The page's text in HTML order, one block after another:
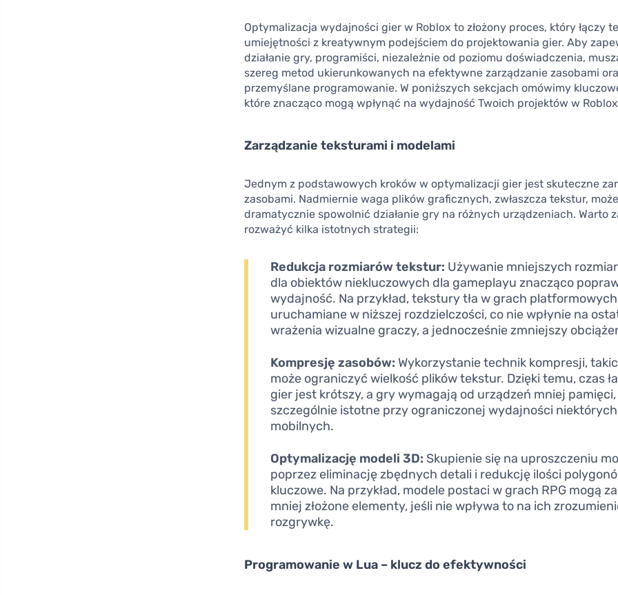
Optymalizacja wydajności gier w Roblox to złożony proces, który łączy
umiejętności z kreatywnym podejściem do projektowania gier. Aby
działanie gry, programiści, niezależnie od poziomu doświadczenia,
szereg metod ukierunkowanych na efektywne zarządzanie zasobami
przemyślane programowanie. W poniższych sekcjach omówimy
które znacząco mogą wpłynąć na wydajność Twoich projektów w
Zarządzanie teksturami i modelami
Jednym z podstawowych kroków w optymalizacji gier jest skuteczne
zasobami. Nadmiernie waga plików graficznych, zwłaszcza tekstur,
dramatycznie spowolnić działanie gry na różnych urządzeniach. Warto
rozważyć kilka istotnych strategii:
Redukcja rozmiarów tekstur: Używanie mniejszych
dla obiektów niekluczowych dla gameplayu znacząco
wydajność. Na przykład, tekstury tła w grach
uruchamiane w niższej rozdzielczości, co nie wpłynie na
wrażenia wizualne graczy, a jednocześnie zmniejszy
Kompresję zasobów: Wykorzystanie technik kompresji,
może ograniczyć wielkość plików tekstur. Dzięki temu, czas
gier jest krótszy, a gry wymagają od urządzeń mniej
szczególnie istotne przy ograniczonej wydajności
mobilnych.
Optymalizację modeli 3D: Skupienie się na uproszczeniu
poprzez eliminację zbędnych detali i redukcję ilości
kluczowe. Na przykład, modele postaci w grach RPG mogą
mniej złożone elementy, jeśli nie wpływa to na ich
rozgrywkę.
Programowanie w Lua – klucz do efektywności